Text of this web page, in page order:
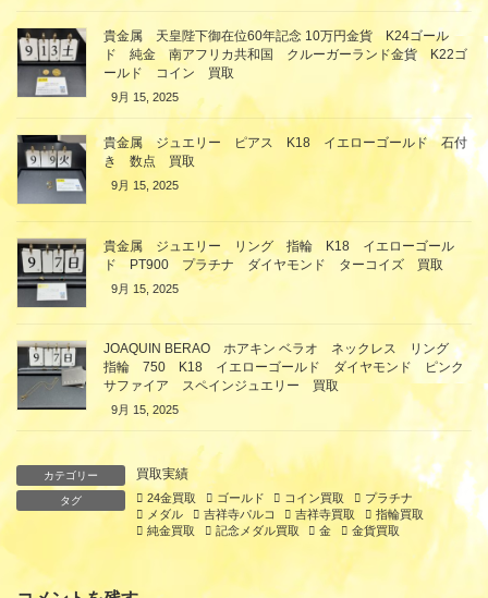
貴金属 天皇陛下御在位60年記念 10万円金貨 K24ゴール
ド 純金 南アフリカ共和国 クルーガーランド金貨 K22ゴ
ールド コイン 買取
9月 15, 2025
貴金属 ジュエリー ピアス K18 イエローゴールド 石付
き 数点 買取
9月 15, 2025
貴金属 ジュエリー リング 指輪 K18 イエローゴール
ド PT900 プラチナ ダイヤモンド ターコイズ 買取
9月 15, 2025
JOAQUIN BERAO ホアキン ベラオ ネックレス リング
指輪 750 K18 イエローゴールド ダイヤモンド ピンク
サファイア スペインジュエリー 買取
9月 15, 2025
カテゴリー 買取実績
タグ 24金買取 ゴールド コイン買取
プラチナ
メダル
吉祥寺パルコ 吉祥寺買取
指輪買取
純金買取
記念メダル買取 金 金貨買取